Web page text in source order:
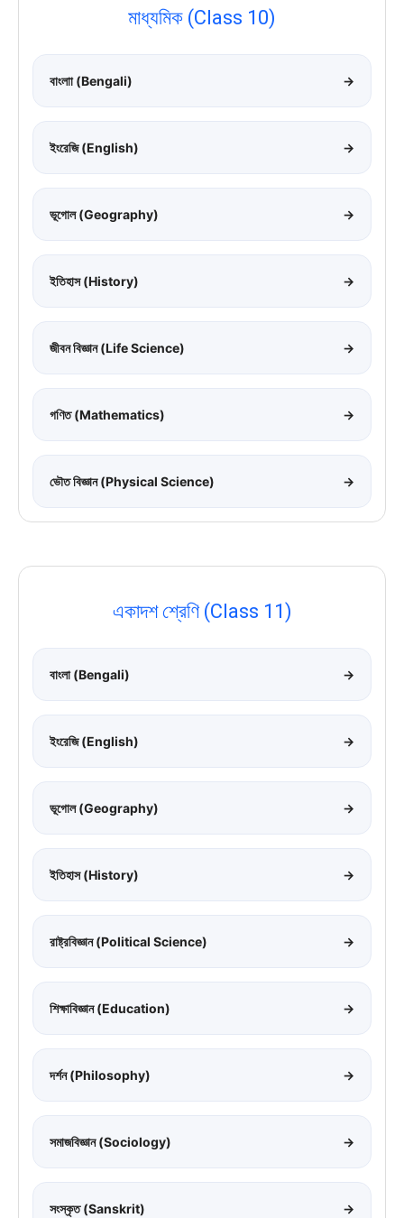
মাধ্যমিক (Class 10)
বাংলাা (Bengali) →
ইংরেজি (English) →
ভূগোল (Geography) →
ইতিহাস (History) →
জীবন বিজ্ঞান (Life Science) →
গণিত (Mathematics) →
ভৌত বিজ্ঞান (Physical Science) →
একাদশ শ্রেণি (Class 11)
বাংলা (Bengali) →
ইংরেজি (English) →
ভূগোল (Geography) →
ইতিহাস (History) →
রাষ্ট্রবিজ্ঞান (Political Science) →
শিক্ষাবিজ্ঞান (Education) →
দর্শন (Philosophy) →
সমাজবিজ্ঞান (Sociology) →
সংস্কৃত (Sanskrit) →